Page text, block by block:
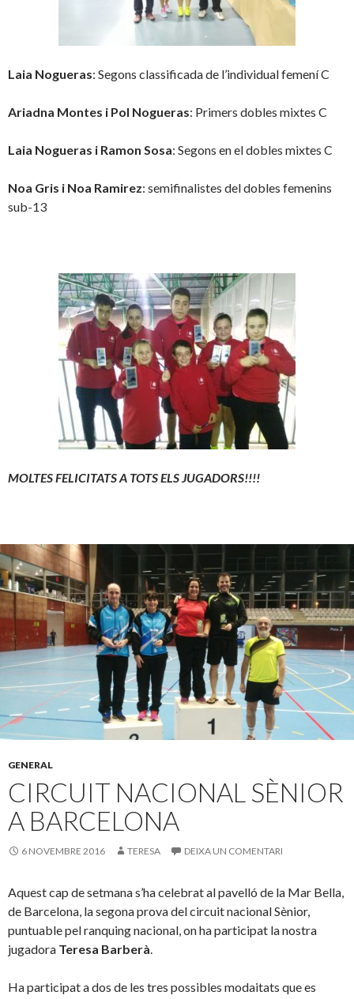
Laia Nogueras: Segons classificada de l’individual femení C
Ariadna Montes i Pol Nogueras: Primers dobles mixtes C
Laia Nogueras i Ramon Sosa: Segons en el dobles mixtes C
Noa Gris i Noa Ramirez: semifinalistes del dobles femenins
sub-13
MOLTES FELICITATS A TOTS ELS JUGADORS!!!!
GENERAL
CIRCUIT NACIONAL SÈNIOR
A BARCELONA
6 NOVEMBRE 2016 TERESA DEIXA UN COMENTARI
Aquest cap de setmana s’ha celebrat al pavelló de la Mar Bella,
de Barcelona, la segona prova del circuit nacional Sènior,
puntuable pel ranquing nacional, on ha participat la nostra
jugadora Teresa Barberà.
Ha participat a dos de les tres possibles modaitats que es